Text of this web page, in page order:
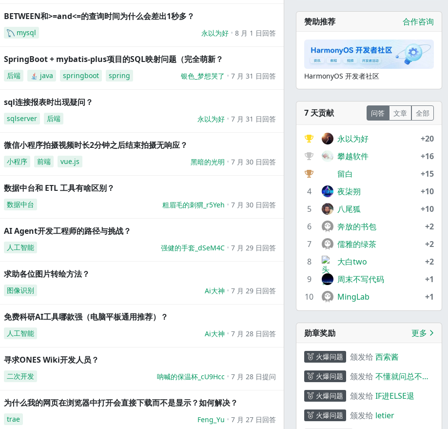
BETWEEN和>=and<=的查询时间为什么会差出1秒多？
mysql 永以为好 8 月 1 日回答
SpringBoot + mybatis-plus项目的SQL映射问题（完全萌新？
后端 java springboot spring 银色_梦想哭了 7 月 31 日回答
sql连接报表时出现疑问？
sqlserver 后端 永以为好 7 月 31 日回答
微信小程序拍摄视频时长2分钟之后结束拍摄无响应？
小程序 前端 vue.js 黑暗的光明 7 月 30 日回答
数据中台和 ETL 工具有啥区别？
数据中台 粗眉毛的刺猬_r5Yeh 7 月 30 日回答
AI Agent开发工程师的路径与挑战？
人工智能 强健的手套_dSeM4C 7 月 29 日回答
求助各位图片转绘方法？
图像识别 Ai大神 7 月 29 日回答
免费科研AI工具哪款强（电脑平板通用推荐）？
人工智能 Ai大神 7 月 28 日回答
寻求ONES Wiki开发人员？
二次开发 呐喊的保温杯_cU9Hcc 7 月 28 日提问
为什么我的网页在浏览器中打开会直接下载而不是显示？如何解决？
trae Feng_Yu 7 月 27 日回答
赞助推荐 合作咨询
HarmonyOS 开发者社区
7 天贡献 问答 文章 全部
永以为好
+20
攀越软件
+16
留白
+15
4
夜柒朔
+10
5
八尾狐
+10
6
奔放的书包
+2
7
儒雅的绿茶
+2
8
大白two
+2
9
周末不写代码
+1
10
MingLab +1
勋章奖励 更多
火爆问题 颁发给 西索酱
火爆问题 颁发给 不懂就问总不会
火爆问题 颁发给 IF进ELSE退
火爆问题 颁发给 letier